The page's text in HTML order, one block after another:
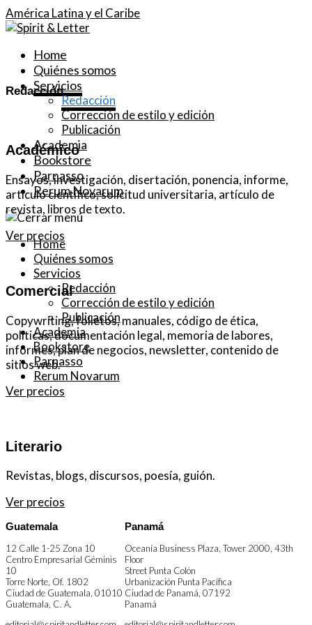
América Latina y el Caribe
Home
Quiénes somos
Servicios
Redacción
Corrección de estilo y edición
Publicación
Academia
Bookstore
Parnasso
Rerum Novarum
Home
Quiénes somos
Servicios
Redacción
Corrección de estilo y edición
Publicación
Academia
Bookstore
Parnasso
Rerum Novarum
Redacción
Académico
Ensayos, investigación, disertación, ponencia, informe,
artículo científico, solicitud universitaria, artículo de
revista, libros de texto.
Ver precios
Comercial
Copywriting, folletos, manuales, código de ética,
políticas, documentación legal, memoria de labores,
informes, plan de negocios, newsletter, contenido de
sitios web.
Ver precios
Literario
Revistas, blogs, discursos, poesía, guión.
Ver precios
Guatemala
12 Calle 1-25 Zona 10
Centro Empresarial Géminis
10
Torre Norte, Of. 1802
Ciudad de Guatemala 01010
Guatemala, C. A.
Panamá
Oceanía Business Plaza, Tower 2000, 43th
Floor
Street Punta Colón
Urbanización Punta Pacífica
Ciudad de Panamá ,07192
Panamá